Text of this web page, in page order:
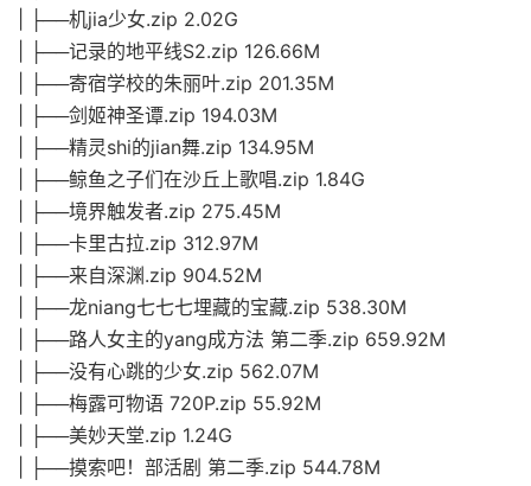
| ├──机jia少女.zip 2.02G
| ├──记录的地平线S2.zip 126.66M
| ├──寄宿学校的朱丽叶.zip 201.35M
| ├──剑姬神圣谭.zip 194.03M
| ├──精灵shi的jian舞.zip 134.95M
| ├──鲸鱼之子们在沙丘上歌唱.zip 1.84G
| ├──境界触发者.zip 275.45M
| ├──卡里古拉.zip 312.97M
| ├──来自深渊.zip 904.52M
| ├──龙niang七七七埋藏的宝藏.zip 538.30M
| ├──路人女主的yang成方法 第二季.zip 659.92M
| ├──没有心跳的少女.zip 562.07M
| ├──梅露可物语 720P.zip 55.92M
| ├──美妙天堂.zip 1.24G
| ├──摸索吧！部活剧 第二季.zip 544.78M